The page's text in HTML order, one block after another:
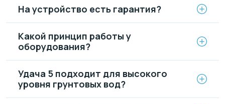
На устройство есть гарантия?
Какой принцип работы у
оборудования?
Удача 5 подходит для высокого
уровня грунтовых вод?